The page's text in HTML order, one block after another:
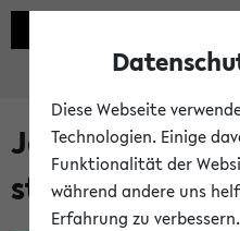
Jetzt und in
stattfindende
Diese Webseite
Technologien. Einige
Funktionalität der
während andere uns
Erfahrung zu